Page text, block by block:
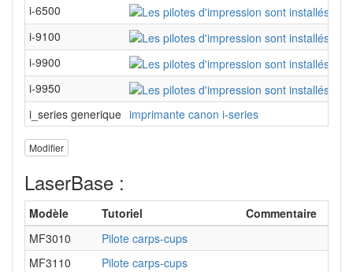
i-6500
i-9100
i-9900
i-9950
i_series generique imprimante canon i-series
Modifier
LaserBase :
Modèle Tutoriel
Commentaire
MF3010
Pilote carps-cups
MF3110
Pilote carps-cups